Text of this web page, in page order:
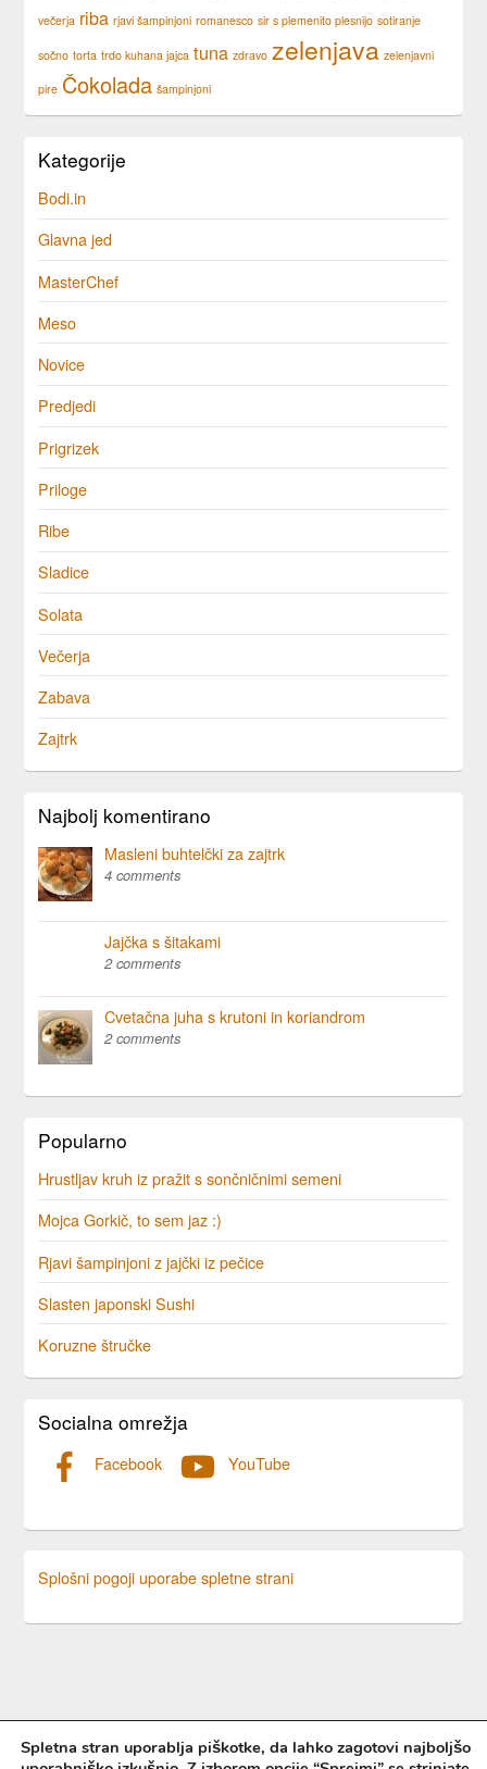
večerja riba rjavi šampinjoni romanesco sir s plemenito plesnijo sotiranje
sočno torta trdo kuhana jajca tuna zdravo zelenjava zelenjavni
pire Čokolada šampinjoni
Kategorije
Bodi.in
Glavna jed
MasterChef
Meso
Novice
Predjedi
Prigrizek
Priloge
Ribe
Sladice
Solata
Večerja
Zabava
Zajtrk
Najbolj komentirano
Masleni buhtelčki za zajtrk
4 comments
Jajčka s šitakami
2 comments
Cvetačna juha s krutoni in koriandrom
2 comments
Popularno
Hrustljav kruh iz pražit s sončničnimi semeni
Mojca Gorkič, to sem jaz :)
Rjavi šampinjoni z jajčki iz pečice
Slasten japonski Sushi
Koruzne štručke
Socialna omrežja
Facebook YouTube
Splošni pogoji uporabe spletne strani
Spletna stran uporablja piškotke, da lahko zagotovi najboljšo